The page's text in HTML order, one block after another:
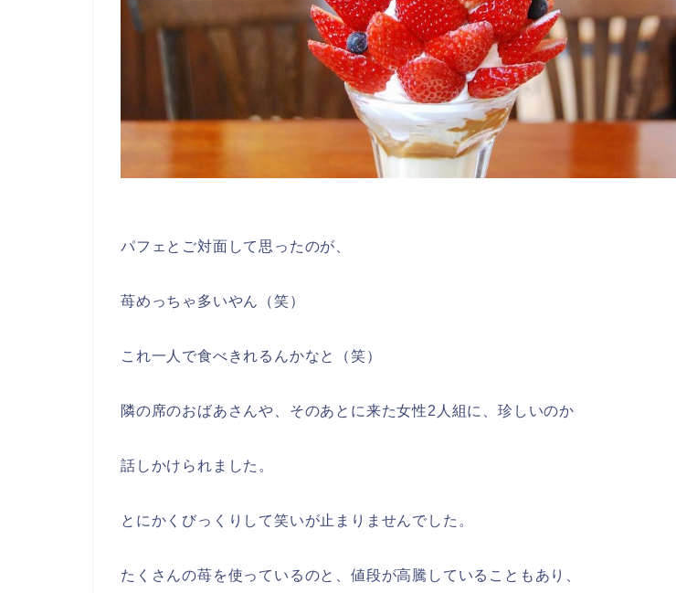
パフェとご対面して思ったのが、
苺めっちゃ多いやん（笑）
これ一人で食べきれるんかなと（笑）
隣の席のおばあさんや、そのあとに来た女性2人組に、珍しいのか
話しかけられました。
とにかくびっくりして笑いが止まりませんでした。
たくさんの苺を使っているのと、値段が高騰していることもあり、